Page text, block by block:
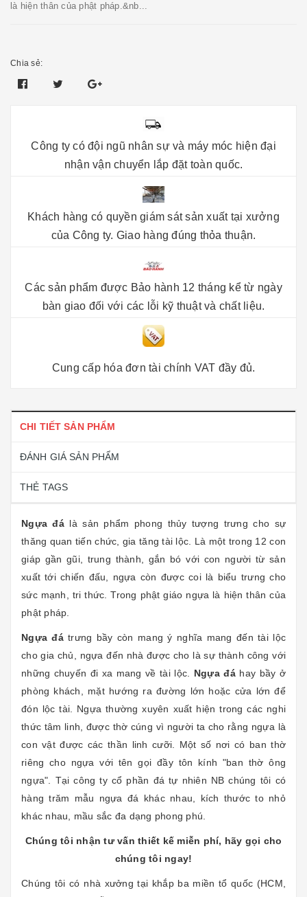
là hiện thân của phật pháp.&nb...
Chia sẻ:
Công ty có đội ngũ nhân sự và máy móc hiện đại
nhận vận chuyển lắp đặt toàn quốc.
Khách hàng có quyền giám sát sản xuất tại xưởng
của Công ty. Giao hàng đúng thỏa thuận.
Các sản phẩm được Bảo hành 12 tháng kể từ ngày
bàn giao đối với các lỗi kỹ thuật và chất liệu.
Cung cấp hóa đơn tài chính VAT đầy đủ.
CHI TIẾT SẢN PHẨM
ĐÁNH GIÁ SẢN PHẨM
THẺ TAGS
Ngựa đálà sản phẩm phong thủy tượng trưng cho sự
thăng quan tiến chức, gia tăng tài lộc. Là một trong 12 con
giáp gần gũi, trung thành, gắn bó với con người từ sản
xuất tới chiến đấu, ngựa còn được coi là biểu trưng cho
sức mạnh, tri thức. Trong phật giáo ngựa là hiện thân của
phật pháp.
Ngựa đátrưng bầy còn mang ý nghĩa mang đến tài lộc
cho gia chủ, ngựa đến nhà được cho là sự thành công với
những chuyến đi xa mang về tài lộc. Ngựa đáhay bầy ở
phòng khách, mặt hướng ra đường lớn hoặc cửa lớn để
đón lộc tài. Ngựa thường xuyên xuất hiện trong các nghi
thức tâm linh, được thờ cúng vì người ta cho rằng ngựa là
con vật được các thần linh cưỡi. Một số nơi có ban thờ
riêng cho ngựa với tên gọi đầy tôn kính "ban thờ ông
ngựa". Tại công ty cổ phần đá tự nhiên NB chúng tôi có
hàng trăm mẫu ngựa đá khác nhau, kích thước to nhỏ
khác nhau, mầu sắc đa dạng phong phú.
Chúng tôi nhận tư vấn thiết kế miễn phí, hãy gọi cho
chúng tôi ngay!
Chúng tôi có nhà xưởng tại khắp ba miền tổ quốc (HCM,